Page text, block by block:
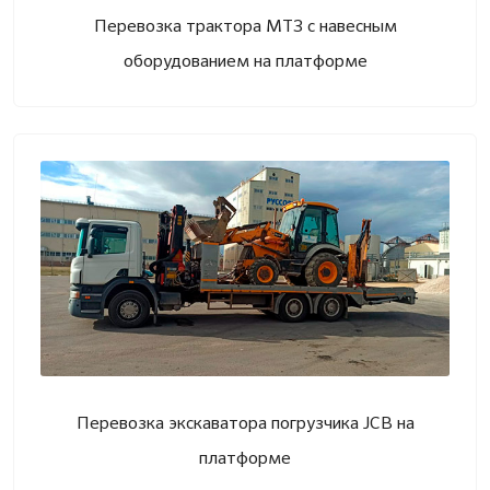
Перевозка трактора МТЗ с навесным
оборудованием на платформе
Перевозка экскаватора погрузчика JCB на
платформе